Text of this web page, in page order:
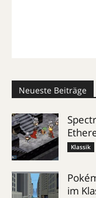
Neueste Beiträge
Klassik
im